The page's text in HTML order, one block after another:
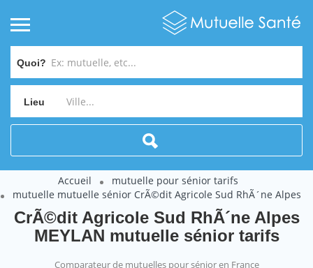
Quoi?
Lieu
Accueil
mutuelle pour sénior tarifs
mutuelle mutuelle sénior CrÃ©dit Agricole Sud RhÃ´ne Alpes
CrÃ©dit Agricole Sud RhÃ´ne Alpes
MEYLAN mutuelle sénior tarifs
Comparateur de mutuelles pour sénior en France